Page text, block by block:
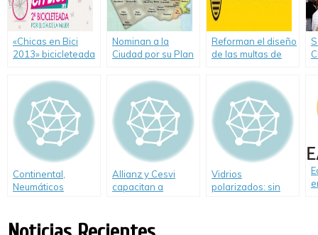
«Chicas en Bici
2013» bicicleteada
Gobierno de la
ciudad de Buenos
Aires
Nominan a la
Ciudad por su Plan
Reforman el diseño
de las multas de
Continental,
Neumáticos
presión en el
Allianz y Cesvi
capacitan a
Vidrios
polarizados: sin